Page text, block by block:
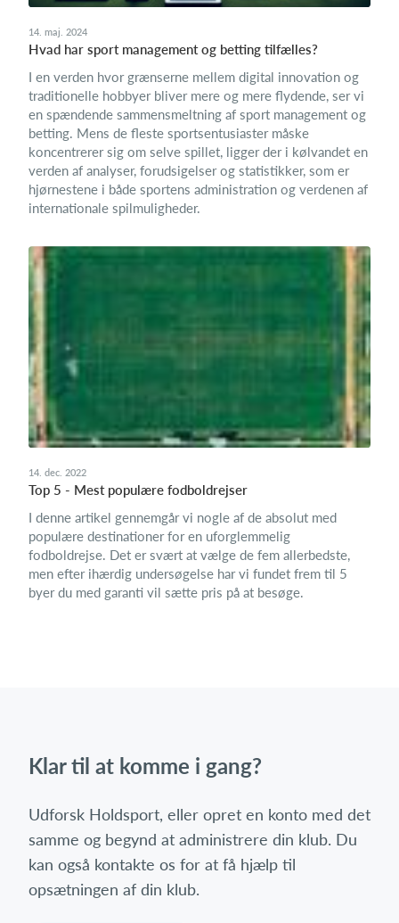
14. maj. 2024
Hvad har sport management og betting tilfælles?
I en verden hvor grænserne mellem digital innovation og
traditionelle hobbyer bliver mere og mere flydende, ser vi
en spændende sammensmeltning af sport management og
betting. Mens de fleste sportsentusiaster måske
koncentrerer sig om selve spillet, ligger der i kølvandet en
verden af analyser, forudsigelser og statistikker, som er
hjørnestene i både sportens administration og verdenen af
internationale spilmuligheder.
14. dec. 2022
Top 5 - Mest populære fodboldrejser
I denne artikel gennemgår vi nogle af de absolut med
populære destinationer for en uforglemmelig
fodboldrejse. Det er svært at vælge de fem allerbedste,
men efter ihærdig undersøgelse har vi fundet frem til 5
byer du med garanti vil sætte pris på at besøge.
Klar til at komme i gang?
Udforsk Holdsport, eller opret en konto med det
samme og begynd at administrere din klub. Du
kan også kontakte os for at få hjælp til
opsætningen af din klub.